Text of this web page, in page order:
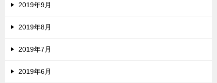
2019年9月
2019年8月
2019年7月
2019年6月